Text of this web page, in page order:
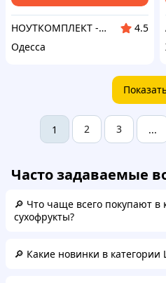
НОУТКОМПЛЕКТ - гаджеты и аксессуары
4.5
Одесса
1 2 3 ...
Часто задаваемые
🔎 Что чаще всего покупают в
сухофрукты?
🔎 Какие новинки в категории